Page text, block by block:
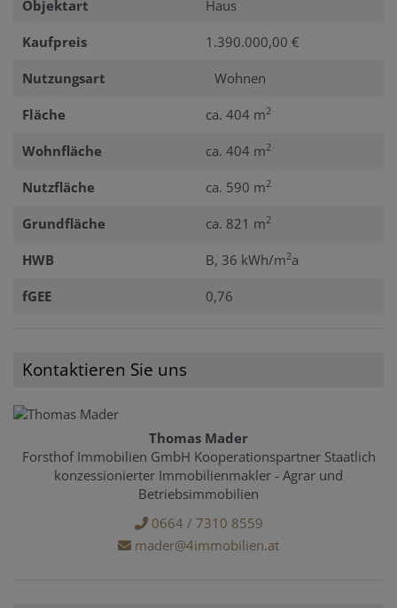
Objektart Haus
Kaufpreis 1.390.000,00 €
Nutzungsart Wohnen
Fläche ca. 404 m2
Wohnfläche ca. 404 m2
Nutzfläche ca. 590 m2
Grundfläche ca. 821 m2
HWB B, 36 kWh/m2a
fGEE 0,76
Kontaktieren Sie uns
Thomas Mader
Forsthof Immobilien GmbH Kooperationspartner Staatlich
konzessionierter Immobilienmakler - Agrar und
Betriebsimmobilien
0664 / 7310 8559
mader@4immobilien.at